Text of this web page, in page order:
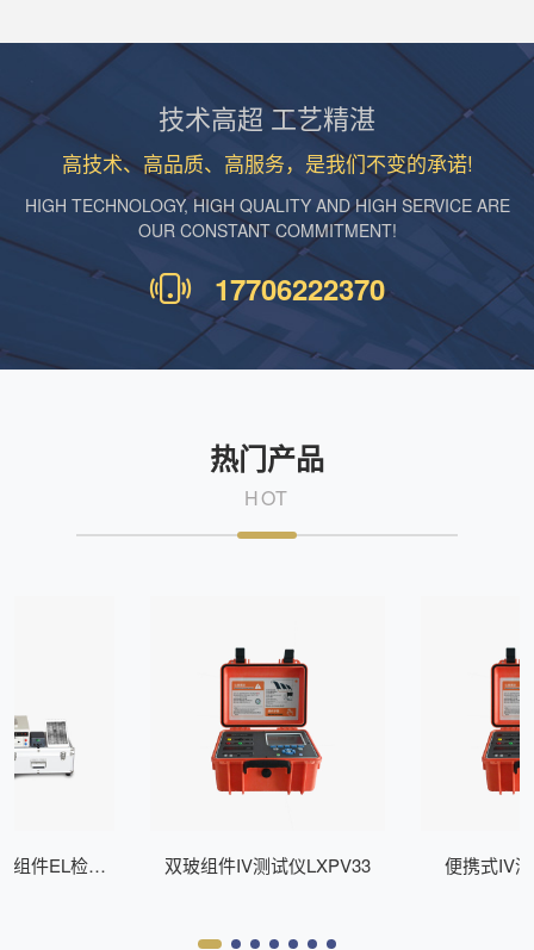
技术高超 工艺精湛
高技术、高品质、高服务，是我们不变的承诺!
HIGH TECHNOLOGY, HIGH QUALITY AND HIGH SERVICE ARE
OUR CONSTANT COMMITMENT!
17706222370
热门产品
HOT
组件EL检测
双玻组件IV测试仪LXPV33 便携式IV